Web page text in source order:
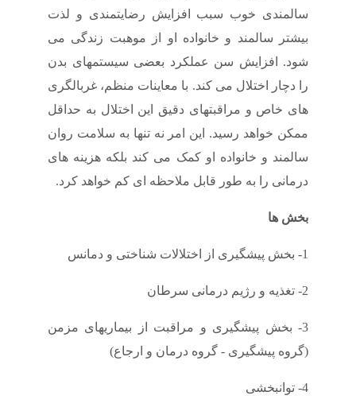
سالمندی خوب سبب افزایش رضایتمندی و لذت
بیشتر سالمند و خانواده او از موهبت زندگی می
شود. افزایش سن عملکرد بعضی سیستمهای بدن
را دچار اختلال می کند. با معاینات منظم، غربالگری
های خاص و مراقبتهای دقیق این اختلال به حداقل
ممکن خواهد رسید. این امر نه تنها به سلامت روان
سالمند و خانواده او کمک می کند بلکه هزینه های
درمانی را به طور قابل ملاحظه ای کم خواهد کرد.
بخش ها
1- بخش پیشگیری از اختلالات شناختی و دمانس
2- تغذیه و رژیم درمانی سرطان
3- بخش پیشگیری و مراقبت از بیماریهای مزمن
(گروه پیشگیری - گروه درمان و ارجاع)
4- توانبخشی